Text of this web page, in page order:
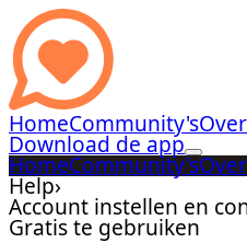
HomeCommunity's
Download de app
HomeCommunity's
Help›
Account instellen en
Gratis te gebruiken